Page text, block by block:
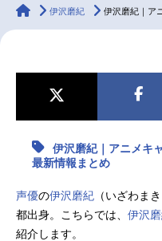
ラジオ
最新記事一覧
アニメ記事一覧
アニメ映画一覧
animateTimes
伊沢磨紀 伊沢磨紀｜アニ
伊沢磨紀｜アニメキ
最新情報まとめ
声優の伊沢磨紀 （いざわま
都出身。こちらでは、 伊沢
紹介します。